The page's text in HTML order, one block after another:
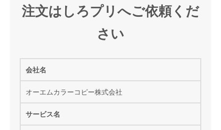
注文はしろプリへご依頼くだ
さい
会社名
オーエムカラーコピー株式会社
サービス名